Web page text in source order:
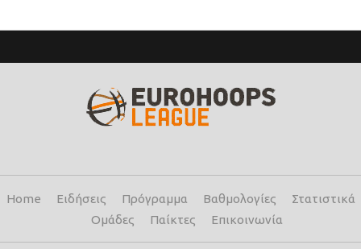
Home Ειδήσεις Πρόγραμμα Βαθμολογίες
Στατιστικά
Ομάδες
Παίκτες Επικοινωνία